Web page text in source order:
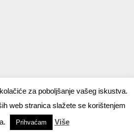
za poboljšanje vašeg iskustva.
web stranica slažete se korištenjem
Prihvaćam Više